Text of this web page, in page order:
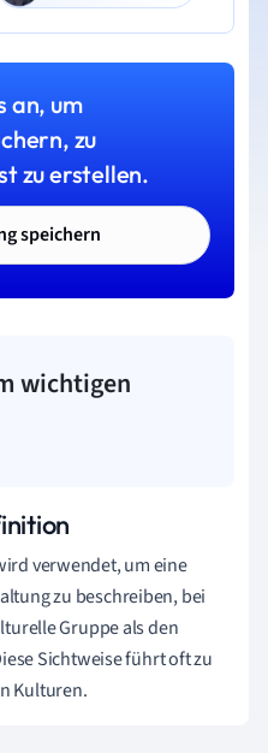
an, um
zu
zu erstellen.
speichern
wichtigen
verwendet, um eine
zu beschreiben, bei
Gruppe als den
Sichtweise führt oft zu
Kulturen.